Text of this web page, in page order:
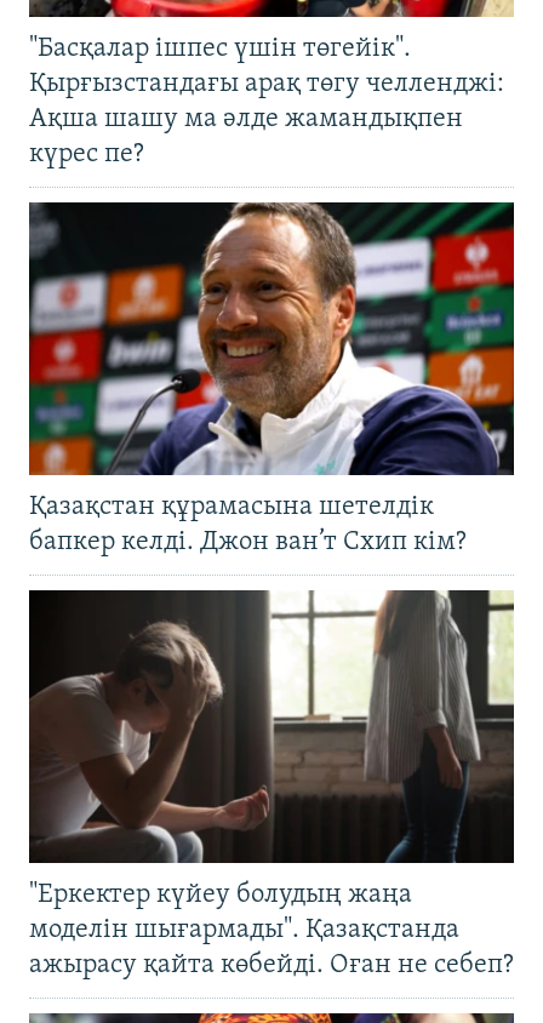
"Басқалар ішпес үшін төгейік".
Қырғызстандағы арақ төгу челленджі:
Ақша шашу ма әлде жамандықпен
күрес пе?
Қазақстан құрамасына шетелдік
бапкер келді. Джон ван’т Схип кім?
"Еркектер күйеу болудың жаңа
моделін шығармады". Қазақстанда
ажырасу қайта көбейді. Оған не себеп?